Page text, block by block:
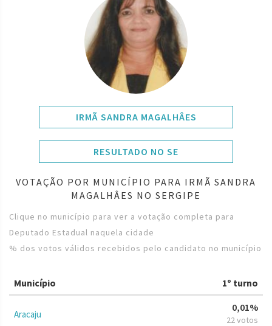
IRMÃ SANDRA MAGALHÂES
RESULTADO NO SE
VOTAÇÃO POR MUNICÍPIO PARA IRMÃ SANDRA
MAGALHÂES NO SERGIPE
Clique no município para ver a votação completa para
Deputado Estadual naquela cidade
% dos votos válidos recebidos pelo candidato no município
Município 1º turno
Aracaju
0,01%
22 votos